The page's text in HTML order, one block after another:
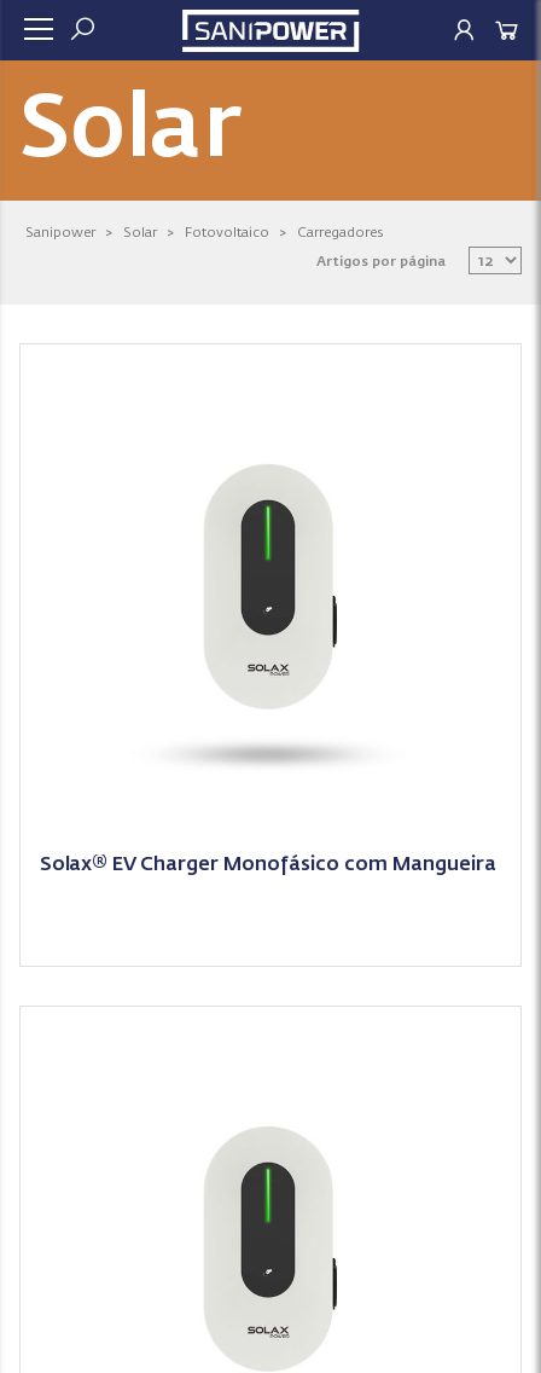
Solar
Sanipower > Solar > Fotovoltaico > Carregadores
Artigos por página
Solax® EV Charger Monofásico com Mangueira